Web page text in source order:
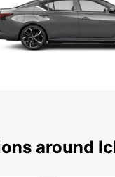
around